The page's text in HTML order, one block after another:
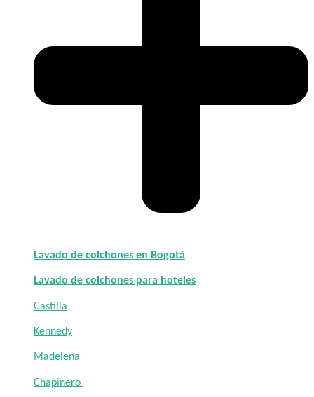
Lavado de colchones en Bogotá
Lavado de colchones para hoteles
Castilla
Kennedy
Madelena
Chapinero